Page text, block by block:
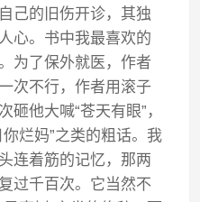
己的旧伤开诊，其独
心。书中我最喜欢的
为了保外就医，作者
次不行，作者用滚子
他大喊“苍天有眼”，
烂妈”之类的粗话。我
连着筋的记忆，那两
过千百次。它当然不